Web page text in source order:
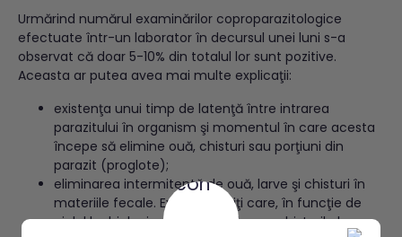
Urmărind numărul examinărilor coproparazitologice
efectuate într-un laborator în decursul unei luni s-a
observat că doar 5-10% din totalul lor sunt pozitive.
Aceasta ar putea avea mai multe explicaţii:
existenţa unui timp de latenţă între intrarea
parazitului în organism şi momentul în care acesta
începe să elimine ouă, chisturi sau porţiuni din
parazit (proglote);
eliminarea intermitentă de ouă, larve şi chisturi în
materiile fecale. Există paraziţi care, în funcţie de
ciclul lor biologic, elimină ouăle sau chisturile la